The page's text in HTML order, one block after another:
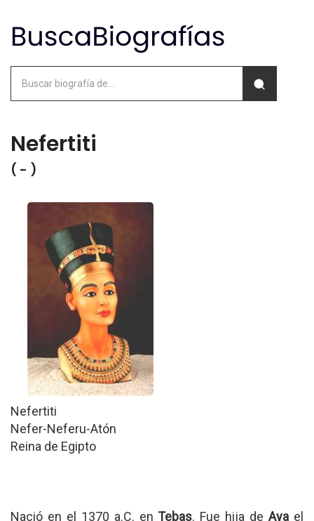
Nefertiti
( - )
Nefertiti
Nefer-Neferu-Atón
Reina de Egipto
Nació en el 1370 a.C. en Tebas. Fue hija deAya el